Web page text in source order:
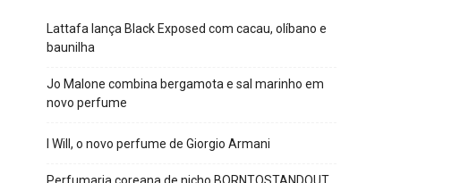
Lattafa lança Black Exposed com cacau, olíbano e
baunilha
Jo Malone combina bergamota e sal marinho em
novo perfume
I Will, o novo perfume de Giorgio Armani
Perfumaria coreana de nicho BORNTOSTANDOUT